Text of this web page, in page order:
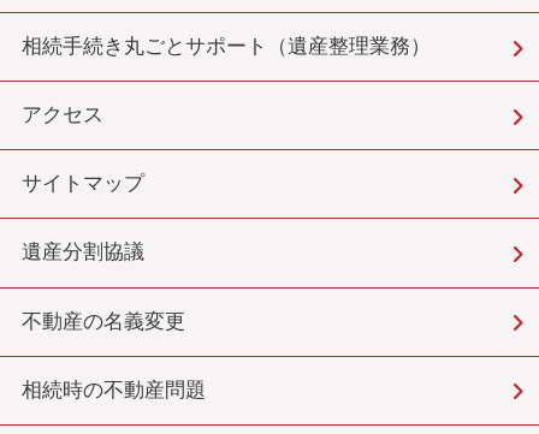
相続手続き丸ごとサポート（遺産整理業務）
アクセス
サイトマップ
遺産分割協議
不動産の名義変更
相続時の不動産問題